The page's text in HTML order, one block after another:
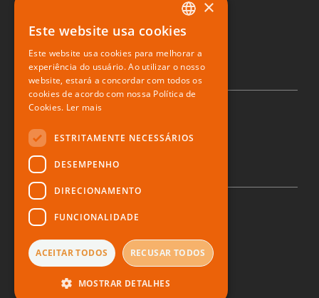
Restaurante digital
© 2026 Zone Soft
Política de privacidade
Denúncia
Termos e Condições
PORTUGUESE
ENGLISH
SPANISH
×
Este website usa cookies
Este website usa cookies para melhorar a
experiência do usuário. Ao utilizar o nosso
website, estará a concordar com todos os
cookies de acordo com nossa Política de
Cookies. Ler mais
ESTRITAMENTE NECESSÁRIOS
DESEMPENHO
DIRECIONAMENTO
FUNCIONALIDADE
ACEITAR TODOS RECUSAR TODOS
MOSTRAR DETALHES